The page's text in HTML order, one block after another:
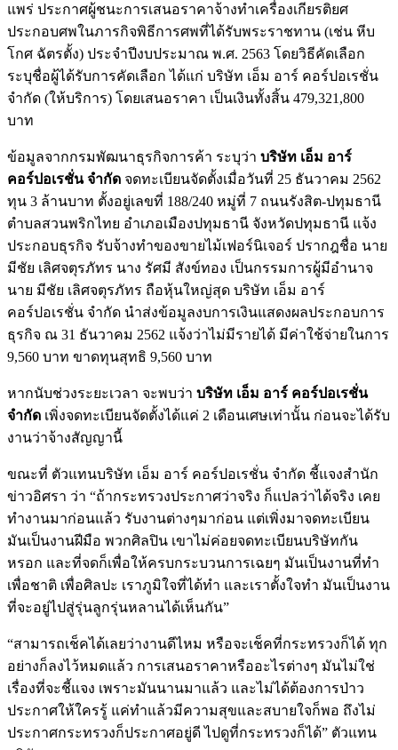
แพร่ ประกาศผู้ชนะการเสนอราคาจ้างทำเครื่องเกียรติยศ
ประกอบศพในภารกิจพิธีการศพที่ได้รับพระราชทาน (เช่น หีบ
โกศ ฉัตรตั้ง) ประจำปีงบประมาณ พ.ศ. 2563 โดยวิธีคัดเลือก
ระบุชื่อผู้ได้รับการคัดเลือก ได้แก่ บริษัท เอ็ม อาร์ คอร์ปอเรชั่น
จำกัด (ให้บริการ) โดยเสนอราคา เป็นเงินทั้งสิ้น 479,321,800
บาท
ข้อมูลจากกรมพัฒนาธุรกิจการค้า ระบุว่า บริษัท เอ็ม อาร์
คอร์ปอเรชั่น จำกัด จดทะเบียนจัดตั้งเมื่อวันที่ 25 ธันวาคม 2562
ทุน 3 ล้านบาท ตั้งอยู่เลขที่ 188/240 หมู่ที่ 7 ถนนรังสิต-ปทุมธานี
ตำบลสวนพริกไทย อำเภอเมืองปทุมธานี จังหวัดปทุมธานี แจ้ง
ประกอบธุรกิจ รับจ้างทำของขายไม้เฟอร์นิเจอร์ ปรากฎชื่อ นาย
มีชัย เลิศจตุรภัทร นาง รัศมี สังข์ทอง เป็นกรรมการผู้มีอำนาจ
นาย มีชัย เลิศจตุรภัทร ถือหุ้นใหญ่สุด บริษัท เอ็ม อาร์
คอร์ปอเรชั่น จำกัด นำส่งข้อมูลงบการเงินแสดงผลประกอบการ
ธุรกิจ ณ 31 ธันวาคม 2562 แจ้งว่าไม่มีรายได้ มีค่าใช้จ่ายในการ
9,560 บาท ขาดทุนสุทธิ 9,560 บาท
หากนับช่วงระยะเวลา จะพบว่า บริษัท เอ็ม อาร์ คอร์ปอเรชั่น
จำกัด เพิ่งจดทะเบียนจัดตั้งได้แค่ 2 เดือนเศษเท่านั้น ก่อนจะได้รับ
งานว่าจ้างสัญญานี้
ขณะที่ ตัวแทนบริษัท เอ็ม อาร์ คอร์ปอเรชั่น จำกัด ชี้แจงสำนัก
ข่าวอิศรา ว่า “ถ้ากระทรวงประกาศว่าจริง ก็แปลว่าได้จริง เคย
ทำงานมาก่อนแล้ว รับงานต่างๆมาก่อน แต่เพิ่งมาจดทะเบียน
มันเป็นงานฝีมือ พวกศิลปิน เขาไม่ค่อยจดทะเบียนบริษัทกัน
หรอก และที่จดก็เพื่อให้ครบกระบวนการเฉยๆ มันเป็นงานที่ทำ
เพื่อชาติ เพื่อศิลปะ เราภูมิใจที่ได้ทำ และเราตั้งใจทำ มันเป็นงาน
ที่จะอยู่ไปสู่รุ่นลูกรุ่นหลานได้เห็นกัน”
“สามารถเช็คได้เลยว่างานดีไหม หรือจะเช็คที่กระทรวงก็ได้ ทุก
อย่างก็ลงไว้หมดแล้ว การเสนอราคาหรืออะไรต่างๆ มันไม่ใช่
เรื่องที่จะชี้แจง เพราะมันนานมาแล้ว และไม่ได้ต้องการป่าว
ประกาศให้ใครรู้ แค่ทำแล้วมีความสุขและสบายใจก็พอ ถึงไม่
ประกาศกระทรวงก็ประกาศอยู่ดี ไปดูที่กระทรวงก็ได้” ตัวแทน